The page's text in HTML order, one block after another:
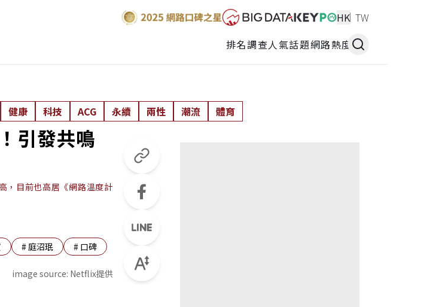
HK TW
排名調查人氣話題網路熱度
健康 科技 ACG 永續 兩性 潮流 體育
引發共鳴
，目前也高居《網路溫度計
#庭沼珉 # 口碑
image source: Netflix提供